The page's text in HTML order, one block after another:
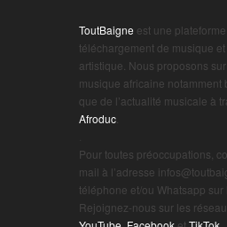
ToutBaigne est une
téléchargement de musique
artistique. Nous proposons
musique africaine notamment
que de l’actualité musicale à
Afroduc
Pour toutes préoccupations,
mail à l’adresse
téléphone et/ou Whatsapp sur
Rejoignez-nous sur les